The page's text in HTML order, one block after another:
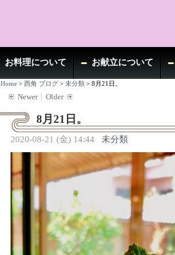
お料理について お献立について
Home> 西角 ブログ> 未分類> 8月21日。
Newer Older
8月21日。
2020-08-21 (金) 14:44 未分類